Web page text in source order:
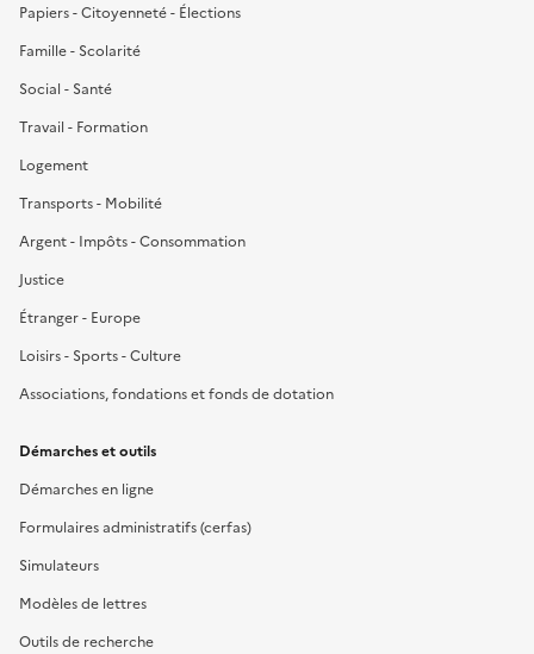
Papiers - Citoyenneté - Élections
Famille - Scolarité
Social - Santé
Travail - Formation
Logement
Transports - Mobilité
Argent - Impôts - Consommation
Justice
Étranger - Europe
Loisirs - Sports - Culture
Associations, fondations et fonds de dotation
Démarches et outils
Démarches en ligne
Formulaires administratifs (cerfas)
Simulateurs
Modèles de lettres
Outils de recherche